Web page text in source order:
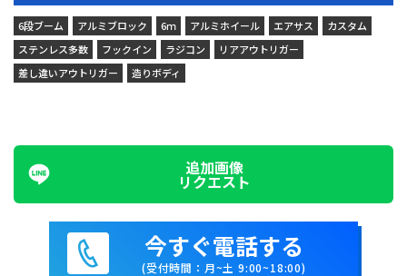
6段ブーム アルミブロック 6ｍ アルミホイール エアサス
カスタム
ステンレス多数
フックイン ラジコン
リアアウトリガー
差し違いアウトリガー
造りボディ
追加画像
リクエスト
今すぐ電話する
(受付時間：月~土 9:00~18:00)